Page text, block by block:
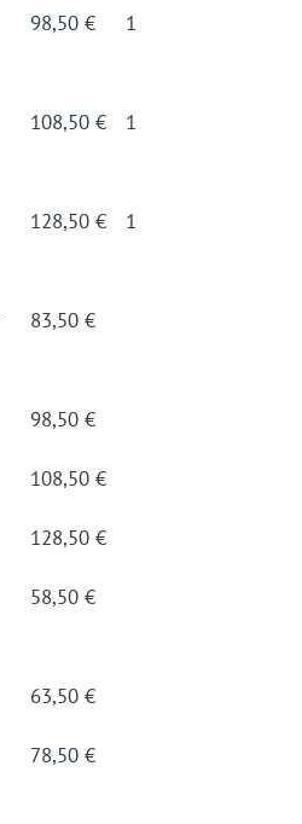
98,50 € 1
108,50 € 1
128,50 € 1
83,50 €
98,50 €
108,50 €
128,50 €
58,50 €
63,50 €
78,50 €